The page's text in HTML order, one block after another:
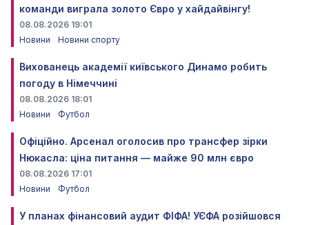
команди виграла золото Євро у хайдайвінгу!
08.08.2026 19:01
Новини
Новини спорту
Вихованець академії київського Динамо робить
погоду в Німеччині
08.08.2026 18:01
Новини
Футбол
Офіційно. Арсенал оголосив про трансфер зірки
Нюкасла: ціна питання — майже 90 млн євро
08.08.2026 17:01
Новини
Футбол
У планах фінансовий аудит ФІФА! УЄФА розійшовся